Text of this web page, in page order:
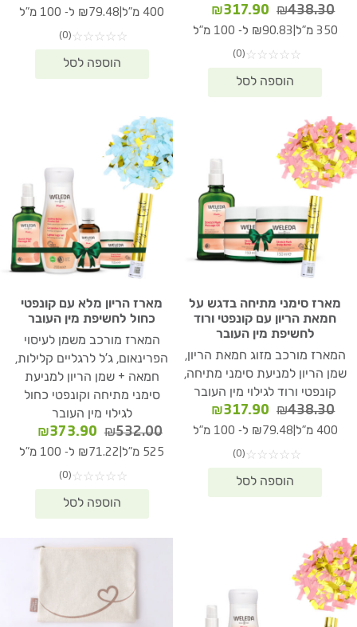
₪438.30
המחיר
המקורי
₪438.30.
₪317.90
המחיר
הנוכחי
350 מ"ל ₪90.83 ל- 100 מ"ל
☆
☆
☆
☆
☆
(0)
המקורי
₪438.30.
הנוכחי
400 מ"ל ₪79.48 ל- 100 מ"ל
☆
☆
☆
☆
☆
(0)
מארז סימני מתיחה בדגש על
חמאת הריון עם קונפטי ורוד
לחשיפת מין העובר
המארז מורכב מזוג חמאת הריון,
שמן הריון למניעת סימני מתיחה,
קונפטי ורוד לגילוי מין העובר
₪438.30
המחיר
המקורי
₪438.30.
₪317.90
המחיר
הנוכחי
₪317.90.
400 מ"ל ₪79.48 ל- 100 מ"ל
☆
☆
☆
☆
☆
(0)
מארז הריון מלא עם קונפטי
כחול לחשיפת מין העובר
המארז מורכב משמן לעיסוי
הפרינאום, ג'ל לרגליים קלילות,
חמאה + שמן הריון למניעת
סימני מתיחה וקונפטי כחול
לגילוי מין העובר
₪532.00
המחיר
המקורי
₪532.00.
₪373.90
הנוכחי
525 מ"ל ₪71.22 ל- 100 מ"ל
☆
☆
☆
☆
☆
(0)